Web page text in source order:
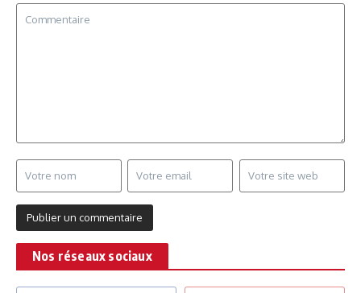
Nos réseaux sociaux